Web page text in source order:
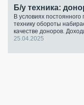
Б/у техника:
В условиях
технику обороты
качестве доноров.
25.04.2025